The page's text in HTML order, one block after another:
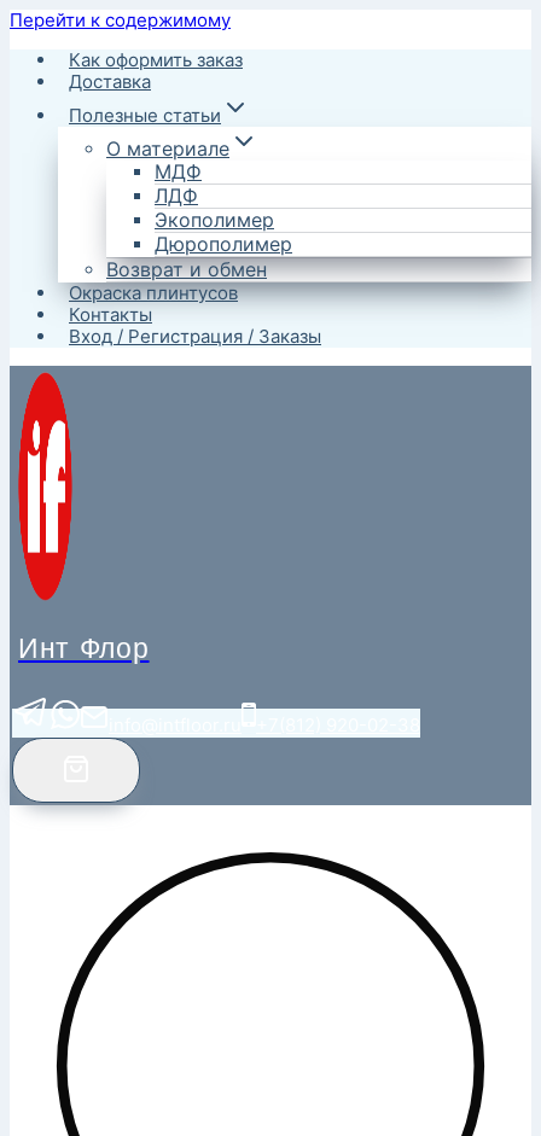
Перейти к содержимому
Как оформить заказ
Доставка
Полезные статьи
О материале
МДФ
ЛДФ
Экополимер
Дюрополимер
Возврат и обмен
Окраска плинтусов
Контакты
Вход / Регистрация / Заказы
Инт Флор